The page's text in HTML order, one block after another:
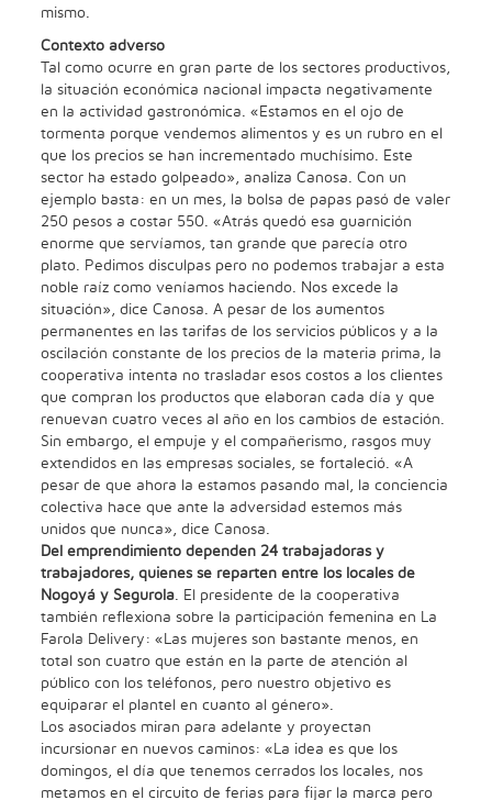
mismo.
Contexto adverso
Tal como ocurre en gran parte de los sectores productivos,
la situación económica nacional impacta negativamente
en la actividad gastronómica. «Estamos en el ojo de
tormenta porque vendemos alimentos y es un rubro en el
que los precios se han incrementado muchísimo. Este
sector ha estado golpeado», analiza Canosa. Con un
ejemplo basta: en un mes, la bolsa de papas pasó de valer
250 pesos a costar 550. «Atrás quedó esa guarnición
enorme que servíamos, tan grande que parecía otro
plato. Pedimos disculpas pero no podemos trabajar a esta
noble raíz como veníamos haciendo. Nos excede la
situación», dice Canosa. A pesar de los aumentos
permanentes en las tarifas de los servicios públicos y a la
oscilación constante de los precios de la materia prima, la
cooperativa intenta no trasladar esos costos a los clientes
que compran los productos que elaboran cada día y que
renuevan cuatro veces al año en los cambios de estación.
Sin embargo, el empuje y el compañerismo, rasgos muy
extendidos en las empresas sociales, se fortaleció. «A
pesar de que ahora la estamos pasando mal, la conciencia
colectiva hace que ante la adversidad estemos más
unidos que nunca», dice Canosa.
Del emprendimiento dependen 24 trabajadoras y
trabajadores, quienes se reparten entre los locales de
Nogoyá y Segurola. El presidente de la cooperativa
también reflexiona sobre la participación femenina en La
Farola Delivery: «Las mujeres son bastante menos, en
total son cuatro que están en la parte de atención al
público con los teléfonos, pero nuestro objetivo es
equiparar el plantel en cuanto al género».
Los asociados miran para adelante y proyectan
incursionar en nuevos caminos: «La idea es que los
domingos, el día que tenemos cerrados los locales, nos
metamos en el circuito de ferias para fijar la marca pero